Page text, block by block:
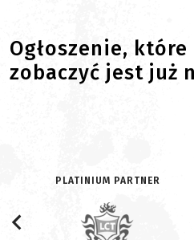
Ogłoszenie, które
zobaczyć jest już
PLATINIUM PARTNER